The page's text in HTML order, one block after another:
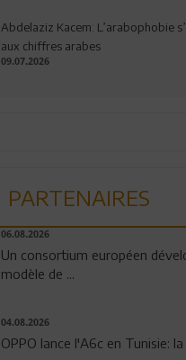
Abdelaziz Kacem: L’arabophobie
aux chiffres arabes
09.07.2026
PARTENAIRES
06.08.2026
Un consortium européen
modèle de ...
04.08.2026
OPPO lance l'A6c en Tunisie: